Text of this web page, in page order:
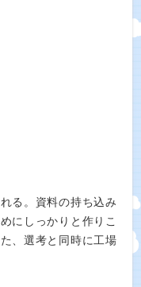
る。資料の持ち込み
にしっかりと作りこ
、選考と同時に工場